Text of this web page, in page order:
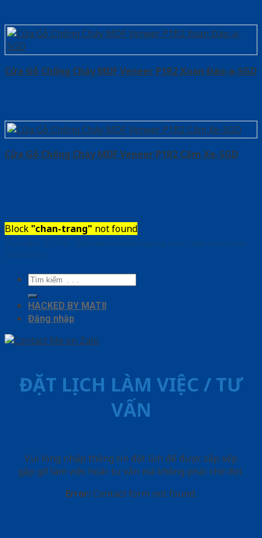
Cửa Gỗ Chống Cháy MDF Veneer P1R2 Xoan Đào-a-SGD
Cửa Gỗ Chống Cháy MDF Veneer P1R2 Căm Xe-SGD
Block "chan-trang" not found
Copyright ⓒ 2010 – 2026 www.cuadepangiang.com | Đơn vị chủ quản
SaigonDoor
Tìm
kiếm:
HACKED BY MATII
Đăng nhập
ĐẶT LỊCH LÀM VIỆC / TƯ
VẤN
Vui lòng nhập thông tin đặt lịch để được sắp xếp
gặp gỡ làm việc hoăc tư vấn mà không phải chờ đợi.
Error: Contact form not found.